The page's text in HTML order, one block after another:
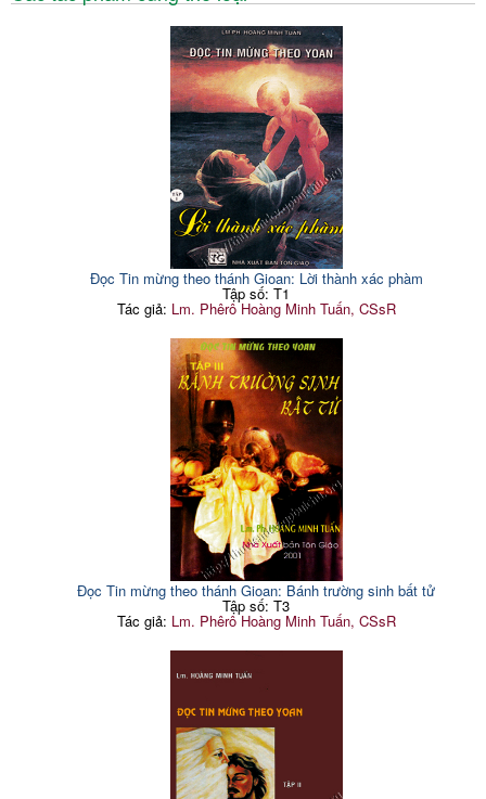
Đọc Tin mừng theo thánh Gioan: Lời thành xác phàm
Tập số: T1
Tác giả: Lm. Phêrô Hoàng Minh Tuấn, CSsR
Đọc Tin mừng theo thánh Gioan: Bánh trường sinh bất tử
Tập số: T3
Tác giả: Lm. Phêrô Hoàng Minh Tuấn, CSsR